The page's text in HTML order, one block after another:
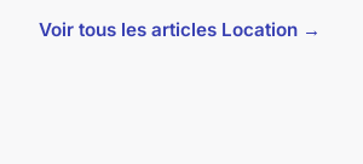
Voir tous les articles Location →